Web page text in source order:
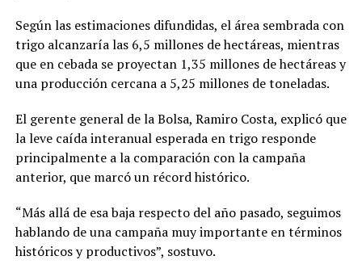
Según las estimaciones difundidas, el área sembrada con
trigo alcanzaría las 6,5 millones de hectáreas, mientras
que en cebada se proyectan 1,35 millones de hectáreas y
una producción cercana a 5,25 millones de toneladas.
El gerente general de la Bolsa, Ramiro Costa, explicó que
la leve caída interanual esperada en trigo responde
principalmente a la comparación con la campaña
anterior, que marcó un récord histórico.
“Más allá de esa baja respecto del año pasado, seguimos
hablando de una campaña muy importante en términos
históricos y productivos”, sostuvo.